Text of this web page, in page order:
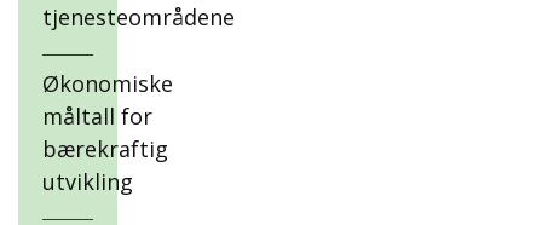
tjenesteområdene
Økonomiske
måltall for
bærekraftig
utvikling